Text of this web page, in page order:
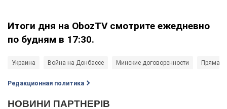
Итоги дня на ObozTVсмотрите ежедневно
по будням в 17:30.
Украина Война на Донбассе Минские договоренности Прямая
Редакционная политика